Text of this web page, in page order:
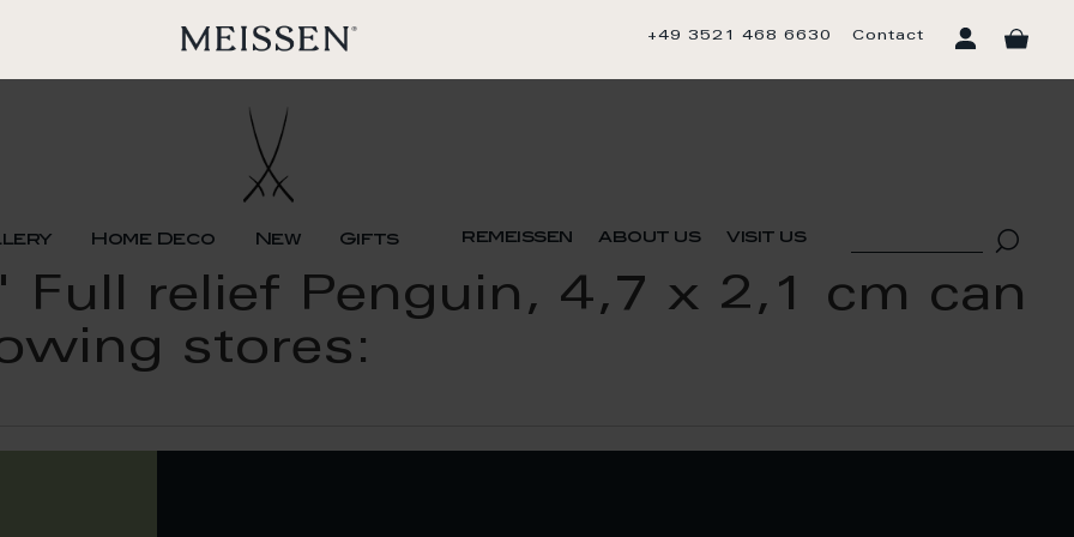
+49 3521 468 6630 Contact
Home Deco New Gifts remeissen about us visit us
Full relief Penguin, 4,7 x 2,1 cm can
stores: